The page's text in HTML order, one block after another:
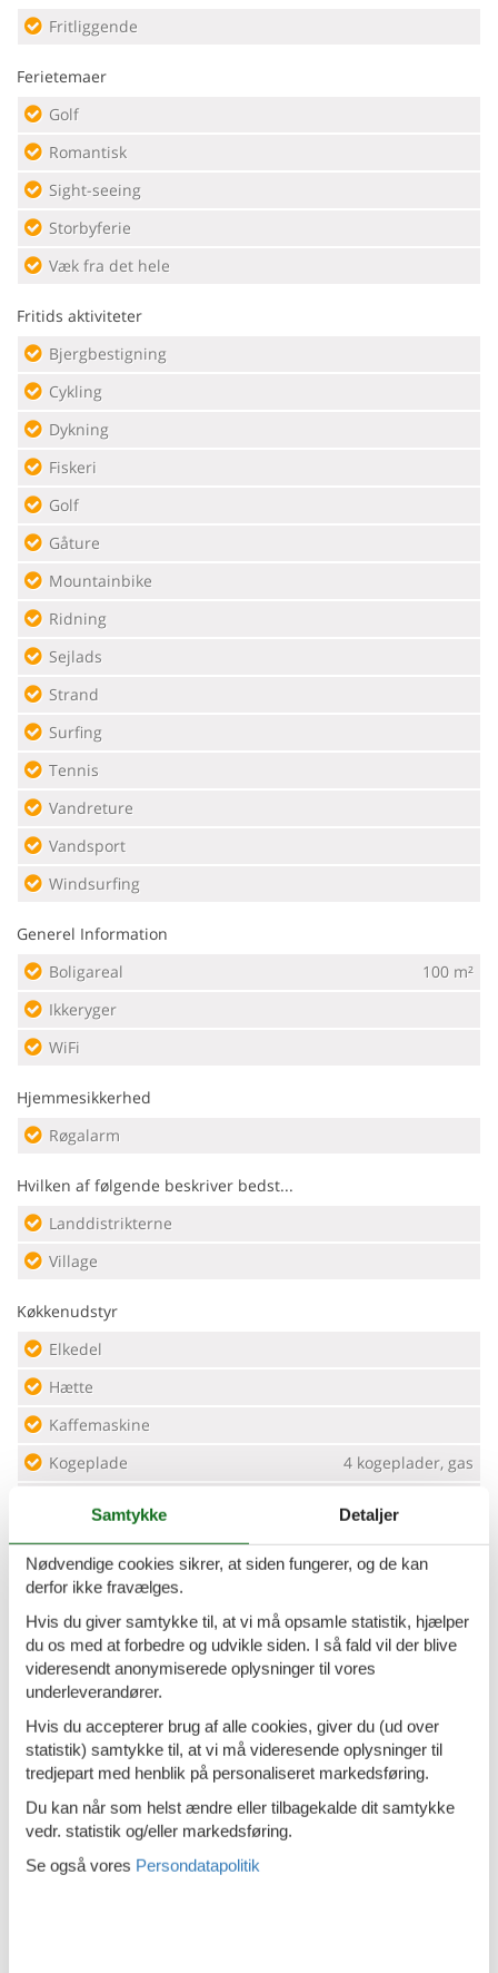
Fritliggende
Ferietemaer
Golf
Romantisk
Sight-seeing
Storbyferie
Væk fra det hele
Fritids aktiviteter
Bjergbestigning
Cykling
Dykning
Fiskeri
Golf
Gåture
Mountainbike
Ridning
Sejlads
Strand
Surfing
Tennis
Vandreture
Vandsport
Windsurfing
Generel Information
Boligareal
100 m²
Ikkeryger
WiFi
Hjemmesikkerhed
Røgalarm
Hvilken af følgende beskriver bedst...
Landdistrikterne
Village
Køkkenudstyr
Elkedel
Hætte
Kaffemaskine
Kogeplade
4 kogeplader, gas
Køleskab - Fryser
Opvaskemaskine
Rundt om huset
Have
Terrasse
Sanitet / Vask
Bruser
Håndvask
Type
Samtykke Detaljer
Nødvendige cookies sikrer, at siden fungerer, og de kan
derfor ikke fravælges.
Hvis du giver samtykke til, at vi må opsamle statistik, hjælper
du os med at forbedre og udvikle siden. I så fald vil der blive
videresendt anonymiserede oplysninger til vores
underleverandører.
Hvis du accepterer brug af alle cookies, giver du (ud over
statistik) samtykke til, at vi må videresende oplysninger til
tredjepart med henblik på personaliseret markedsføring.
Du kan når som helst ændre eller tilbagekalde dit samtykke
vedr. statistik og/eller markedsføring.
Se også vores Persondatapolitik